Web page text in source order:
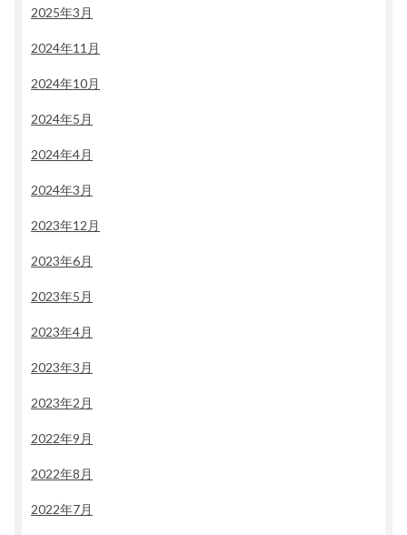
2025年3月
2024年11月
2024年10月
2024年5月
2024年4月
2024年3月
2023年12月
2023年6月
2023年5月
2023年4月
2023年3月
2023年2月
2022年9月
2022年8月
2022年7月